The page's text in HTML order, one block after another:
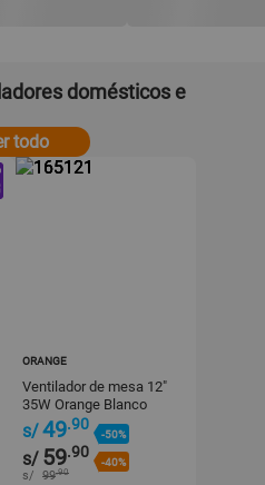
domésticos e
todo
ORANGE
Ventilador de mesa 12"
35W Orange Blanco
s/49.90
-50%
s/ 59.90
-40%
s/ 99.90